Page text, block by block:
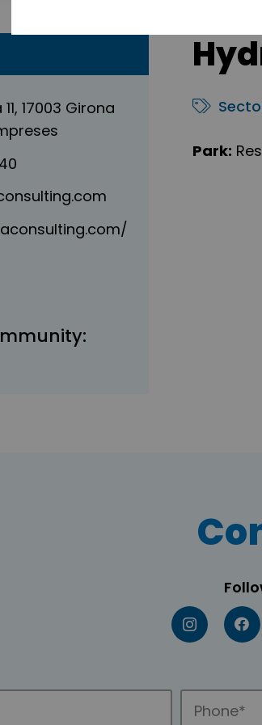
17003 Girona
Park: